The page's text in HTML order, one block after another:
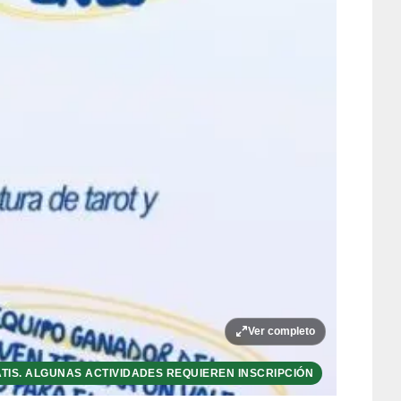
Ver completo
ALGUNAS ACTIVIDADES REQUIEREN INSCRIPCIÓN